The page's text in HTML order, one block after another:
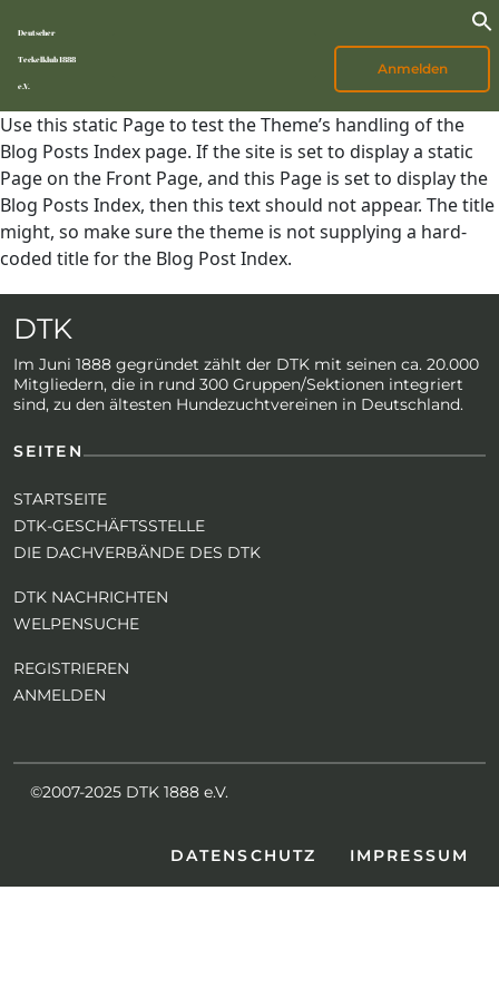
Deutscher
Teckelklub 1888
e.V.
Anmelden
Use this static Page to test the Theme’s handling of the
Blog Posts Index page. If the site is set to display a static
Page on the Front Page, and this Page is set to display the
Blog Posts Index, then this text should not appear. The title
might, so make sure the theme is not supplying a hard-
coded title for the Blog Post Index.
DTK
Im Juni 1888 gegründet zählt der DTK mit seinen ca. 20.000
Mitgliedern, die in rund 300 Gruppen/Sektionen integriert
sind, zu den ältesten Hundezuchtvereinen in Deutschland.
SEITEN
STARTSEITE
DTK-GESCHÄFTSSTELLE
DIE DACHVERBÄNDE DES DTK
DTK NACHRICHTEN
WELPENSUCHE
REGISTRIEREN
ANMELDEN
©2007-2025 DTK 1888 e.V.
DATENSCHUTZ IMPRESSUM